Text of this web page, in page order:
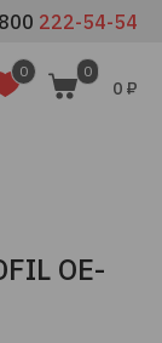
222-54-54
0 0
0 ₽
OE-